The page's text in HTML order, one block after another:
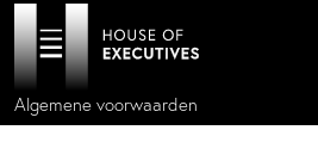
Algemene voorwaarden
Privacy policy